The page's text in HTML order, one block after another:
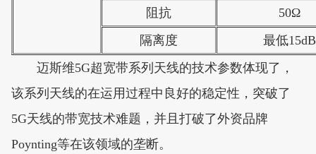
阻抗
50Ω
隔离度
最低15dB
迈斯维5G超宽带系列天线的技术参数体现了，
该系列天线的在运用过程中良好的稳定性，突破了
5G天线的带宽技术难题，并且打破了外资品牌
Poynting等在该领域的垄断。